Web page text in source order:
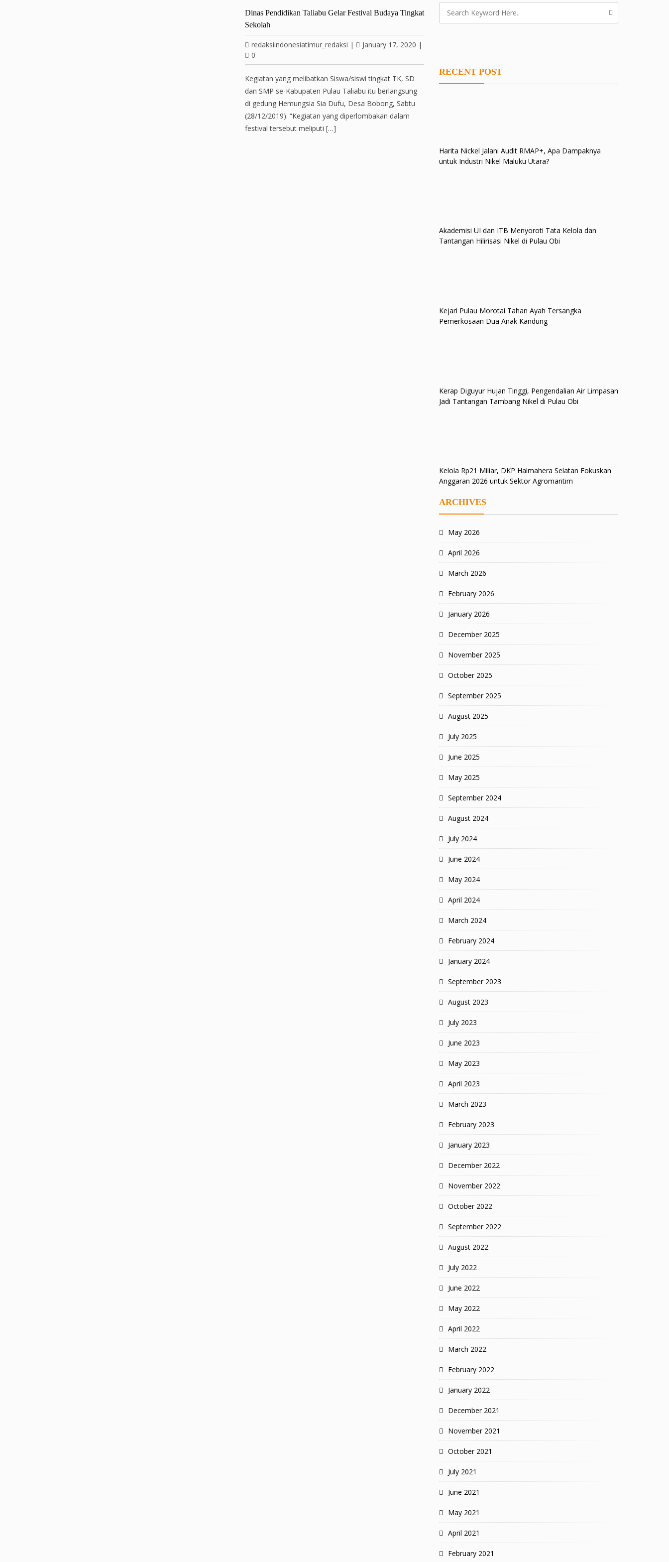
Dinas Pendidikan Taliabu Gelar Festival Budaya Tingkat
Sekolah
redaksiindonesiatimur_redaksi | January 17, 2020 |
0
Kegiatan yang melibatkan Siswa/siswi tingkat TK, SD
dan SMP se-Kabupaten Pulau Taliabu itu berlangsung
di gedung Hemungsia Sia Dufu, Desa Bobong, Sabtu
(28/12/2019). “Kegiatan yang diperlombakan dalam
festival tersebut meliputi […]
RECENT POST
Harita Nickel Jalani Audit RMAP+, Apa Dampaknya
untuk Industri Nikel Maluku Utara?
Akademisi UI dan ITB Menyoroti Tata Kelola dan
Tantangan Hilirisasi Nikel di Pulau Obi
Kejari Pulau Morotai Tahan Ayah Tersangka
Pemerkosaan Dua Anak Kandung
Kerap Diguyur Hujan Tinggi, Pengendalian Air Limpasan
Jadi Tantangan Tambang Nikel di Pulau Obi
Kelola Rp21 Miliar, DKP Halmahera Selatan Fokuskan
Anggaran 2026 untuk Sektor Agromaritim
ARCHIVES
May 2026
April 2026
March 2026
February 2026
January 2026
December 2025
November 2025
October 2025
September 2025
August 2025
July 2025
June 2025
May 2025
September 2024
August 2024
July 2024
June 2024
May 2024
April 2024
March 2024
February 2024
January 2024
September 2023
August 2023
July 2023
June 2023
May 2023
April 2023
March 2023
February 2023
January 2023
December 2022
November 2022
October 2022
September 2022
August 2022
July 2022
June 2022
May 2022
April 2022
March 2022
February 2022
January 2022
December 2021
November 2021
October 2021
July 2021
June 2021
May 2021
April 2021
February 2021